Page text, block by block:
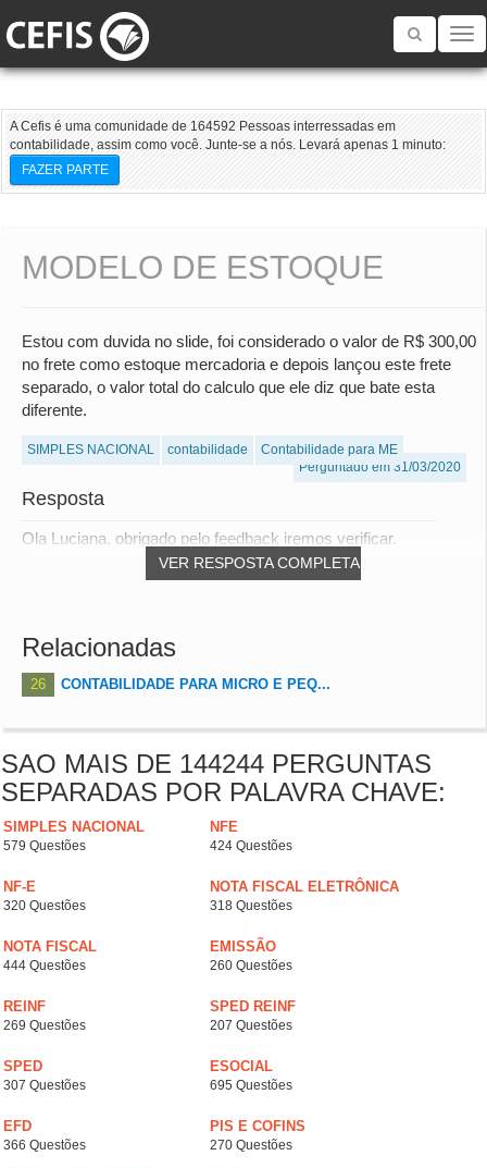
Toggle
A Cefis é uma comunidade de 164592 Pessoas interressadas em
contabilidade, assim como você. Junte-se a nós. Levará apenas 1 minuto:
FAZER PARTE
MODELO DE ESTOQUE
Estou com duvida no slide, foi considerado o valor de R$ 300,00
no frete como estoque mercadoria e depois lançou este frete
separado, o valor total do calculo que ele diz que bate esta
diferente.
SIMPLES NACIONAL contabilidade
Contabilidade para ME
Perguntado em 31/03/2020
Resposta
VER RESPOSTA COMPLETA
Ola Luciana, obrigado pelo feedback iremos verificar.
Relacionadas
26 CONTABILIDADE PARA MICRO E PEQ...
SAO MAIS DE 144244 PERGUNTAS
SEPARADAS POR PALAVRA CHAVE:
SIMPLES NACIONAL
579 Questões
NFE
424 Questões
NF-E
320 Questões
NOTA FISCAL ELETRÔNICA
318 Questões
NOTA FISCAL
444 Questões
EMISSÃO
260 Questões
REINF
269 Questões
SPED REINF
207 Questões
SPED
307 Questões
ESOCIAL
695 Questões
EFD
366 Questões
PIS E COFINS
270 Questões